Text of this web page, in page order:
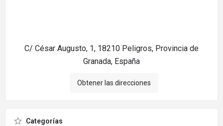
C/ César Augusto, 1, 18210 Peligros, Provincia de
Granada, España
Obtener las direcciones
Categorías